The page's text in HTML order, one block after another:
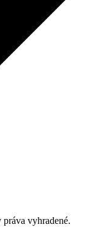
vyhradené.